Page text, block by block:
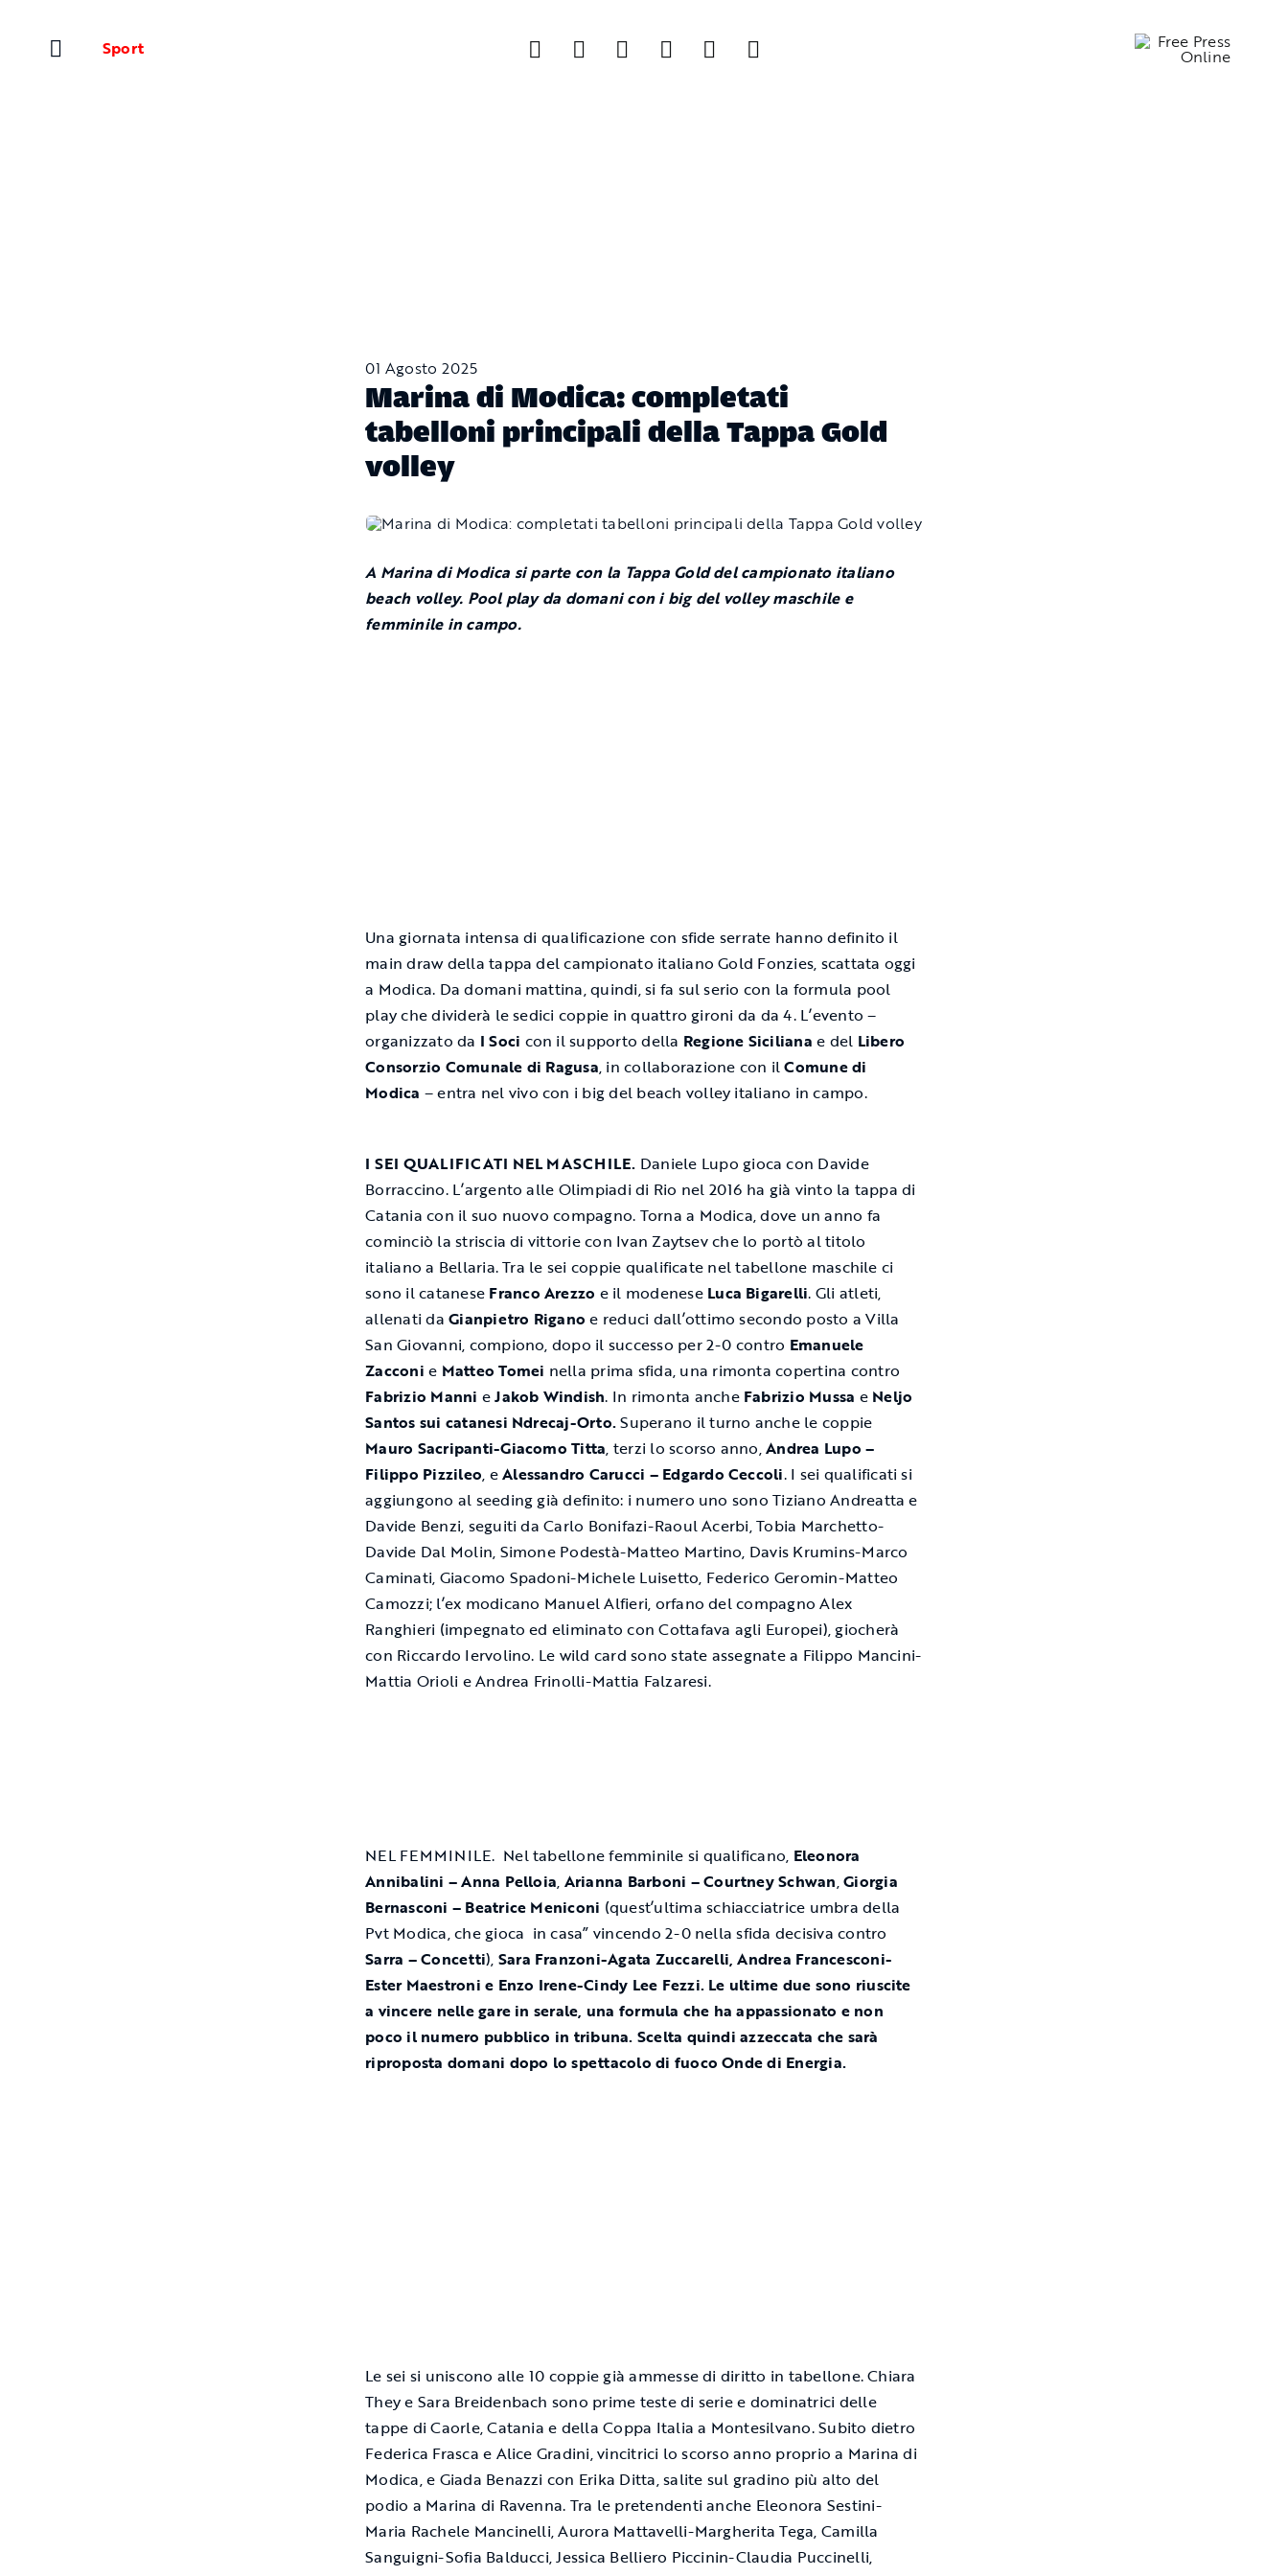
contenuto
Sport
01 Agosto 2025
Marina di Modica: completati
tabelloni principali della Tappa Gold
volley
A Marina di Modica si parte con la Tappa Gold del campionato italiano
beach volley. Pool play da domani con i big del volley maschile e
femminile in campo.
Una giornata intensa di qualificazione con sfide serrate hanno definito il
main draw della tappa del campionato italiano Gold Fonzies, scattata oggi
a Modica. Da domani mattina, quindi, si fa sul serio con la formula pool
play che dividerà le sedici coppie in quattro gironi da da 4. L’evento –
organizzato da I Soci con il supporto della Regione Siciliana e del Libero
Consorzio Comunale di Ragusa, in collaborazione con ilComune di
Modica – entra nel vivo con i big del beach volley italiano in campo.
I SEI QUALIFICATI NEL MASCHILE. Daniele Lupo gioca con Davide
Borraccino. L’argento alle Olimpiadi di Rio nel 2016 ha già vinto la tappa di
Catania con il suo nuovo compagno. Torna a Modica, dove un anno fa
cominciò la striscia di vittorie con Ivan Zaytsev che lo portò al titolo
italiano a Bellaria. Tra le sei coppie qualificate nel tabellone maschile ci
sono il catanese Franco Arezzo e il modenese Luca Bigarelli. Gli atleti,
allenati daGianpietro Rigano e reduci dall’ottimo secondo posto a Villa
San Giovanni, compiono, dopo il successo per 2-0 contro Emanuele
Zacconi e Matteo Tomei nella prima sfida, una rimonta copertina contro
Fabrizio Manni eJakob Windish. In rimonta anche Fabrizio Mussa e Neljo
Santos sui catanesi Ndrecaj-Orto.Superano il turno anche le coppie
Mauro Sacripanti-Giacomo Titta, terzi lo scorso anno,Andrea Lupo –
Filippo Pizzileo, eAlessandro Carucci – Edgardo Ceccoli. I sei qualificati si
aggiungono al seeding già definito: i numero uno sono Tiziano Andreatta e
Davide Benzi, seguiti da Carlo Bonifazi-Raoul Acerbi, Tobia Marchetto-
Davide Dal Molin, Simone Podestà-Matteo Martino, Davis Krumins-Marco
Caminati, Giacomo Spadoni-Michele Luisetto, Federico Geromin-Matteo
Camozzi; l’ex modicano Manuel Alfieri, orfano del compagno Alex
Ranghieri (impegnato ed eliminato con Cottafava agli Europei), giocherà
con Riccardo Iervolino. Le wild card sono state assegnate a Filippo Mancini-
Mattia Orioli e Andrea Frinolli-Mattia Falzaresi.
NEL FEMMINILE. Nel tabellone femminile si qualificano, Eleonora
Annibalini – Anna Pelloia, Arianna Barboni – Courtney Schwan,Giorgia
Bernasconi – Beatrice Meniconi (quest’ultima schiacciatrice umbra della
Pvt Modica, che gioca in casa” vincendo 2-0 nella sfida decisiva contro
Sarra – Concetti), Sara Franzoni-Agata Zuccarelli, Andrea Francesconi-
Ester Maestroni e Enzo Irene-Cindy Lee Fezzi. Le ultime due sono riuscite
a vincere nelle gare in serale, una formula che ha appassionato e non
poco il numero pubblico in tribuna. Scelta quindi azzeccata che sarà
riproposta domani dopo lo spettacolo di fuoco Onde di Energia.
Le sei si uniscono alle 10 coppie già ammesse di diritto in tabellone. Chiara
They e Sara Breidenbach sono prime teste di serie e dominatrici delle
tappe di Caorle, Catania e della Coppa Italia a Montesilvano. Subito dietro
Federica Frasca e Alice Gradini, vincitrici lo scorso anno proprio a Marina di
Modica, e Giada Benazzi con Erika Ditta, salite sul gradino più alto del
podio a Marina di Ravenna. Tra le pretendenti anche Eleonora Sestini-
Maria Rachele Mancinelli, Aurora Mattavelli-Margherita Tega, Camilla
Sanguigni-Sofia Balducci, Jessica Belliero Piccinin-Claudia Puccinelli,